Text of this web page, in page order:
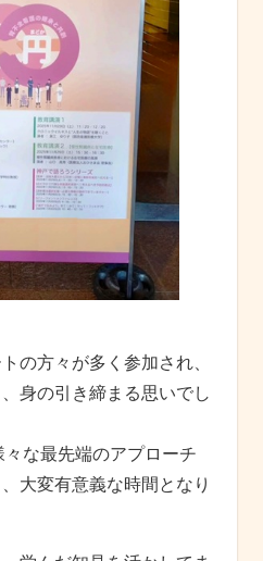
の方々が多く参加され、
身の引き締まる思いでし
な最先端のアプローチ
大変有意義な時間となり